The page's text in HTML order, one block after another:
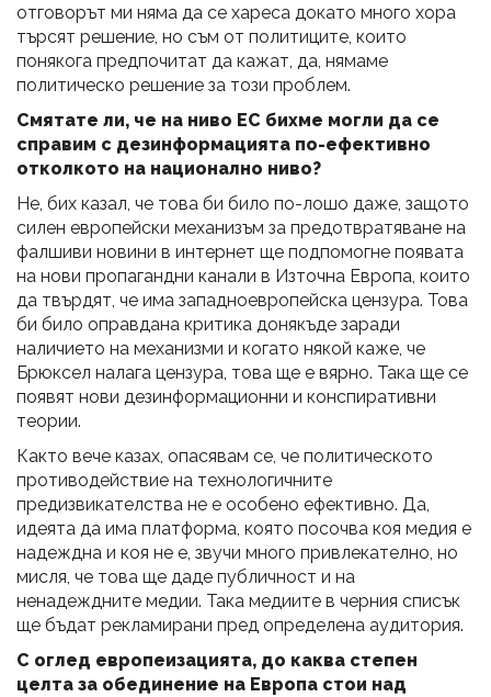
отговорът ми няма да се хареса докато много хора
търсят решение, но съм от политиците, които
понякога предпочитат да кажат, да, нямаме
политическо решение за този проблем.
Смятате ли, че на ниво ЕС бихме могли да се
справим с дезинформацията по-ефективно
отколкото на национално ниво?
Не, бих казал, че това би било по-лошо даже, защото
силен европейски механизъм за предотвратяване на
фалшиви новини в интернет ще подпомогне появата
на нови пропагандни канали в Източна Европа, които
да твърдят, че има западноевропейска цензура. Това
би било оправдана критика донякъде заради
наличието на механизми и когато някой каже, че
Брюксел налага цензура, това ще е вярно. Така ще се
появят нови дезинформационни и конспиративни
теории.
Както вече казах, опасявам се, че политическото
противодействие на технологичните
предизвикателства не е особено ефективно. Да,
идеята да има платформа, която посочва коя медия е
надеждна и коя не е, звучи много привлекателно, но
мисля, че това ще даде публичност и на
ненадеждните медии. Така медиите в черния списък
ще бъдат рекламирани пред определена аудитория.
С оглед европеизацията, до каква степен
целта за обединение на Европа стои над